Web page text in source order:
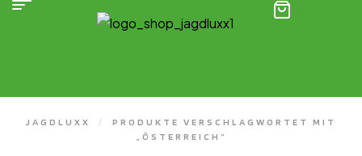
JAGDLUXX /
PRODUKTE VERSCHLAGWORTET MIT
„ÖSTERREICH“